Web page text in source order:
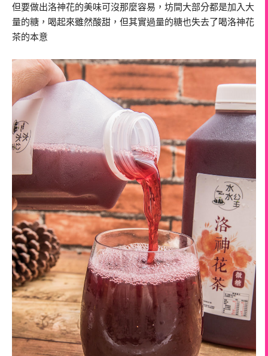
但要做出洛神花的美味可沒那麼容易，坊間大部分都是加入大
量的糖，喝起來雖然酸甜，但其實過量的糖也失去了喝洛神花
茶的本意